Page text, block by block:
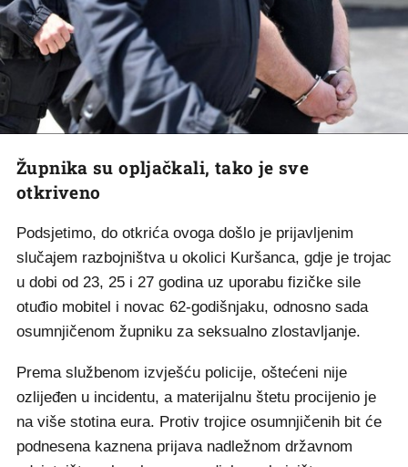
Župnika su opljačkali, tako je sve
otkriveno
Podsjetimo, do otkrića ovoga došlo je prijavljenim
slučajem razbojništva u okolici Kuršanca, gdje je trojac
u dobi od 23, 25 i 27 godina uz uporabu fizičke sile
otuđio mobitel i novac 62-godišnjaku, odnosno sada
osumnjičenom župniku za seksualno zlostavljanje.
Prema službenom izvješću policije, oštećeni nije
ozlijeđen u incidentu, a materijalnu štetu procijenio je
na više stotina eura. Protiv trojice osumnjičenih bit će
podnesena kaznena prijava nadležnom državnom